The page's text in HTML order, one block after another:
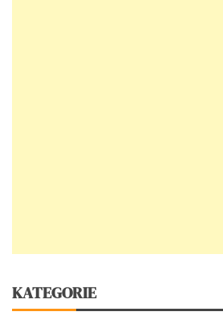
KATEGORIE